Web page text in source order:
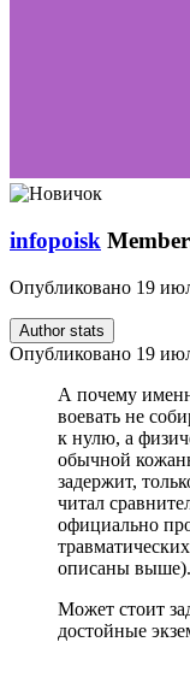
infopoisk
Опубликовано 19
Author stats
Опубликовано 19
А почему
воевать не
к нулю, а
обычной
задержит,
читал
официально
описаны выше).
Может стоит
достойные